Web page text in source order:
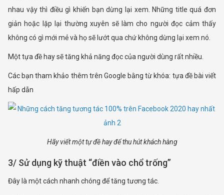
nhau vậy thì điều gì khiến bạn dừng lại xem. Những title quá đơn
giản hoặc lặp lại thường xuyên sẽ làm cho người đọc cảm thấy
không có gì mới mẻ và họ sẽ lướt qua chứ không dừng lại xem nó.
Một tựa đề hay sẽ tăng khả năng đọc của người dùng rất nhiều.
Các bạn tham khảo thêm trên Google bằng từ khóa: tựa đề bài viết
hấp dẫn
Hãy viết một tự đề hay để thu hút khách hàng
3/ Sử dụng kỹ thuật “điền vào chổ trống”
Đây là một cách nhanh chóng để tăng tương tác.